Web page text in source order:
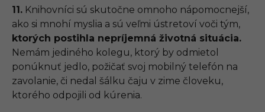
11. Knihovníci sú skutočne omnoho nápomocnejší,
ako si mnohí myslia a sú veľmi ústretoví voči tým,
ktorých postihla nepríjemná životná situácia.
Nemám jediného kolegu, ktorý by odmietol
ponúknuť jedlo, požičať svoj mobilný telefón na
zavolanie, či nedal šálku čaju v zime človeku,
ktorého odpojili od kúrenia.